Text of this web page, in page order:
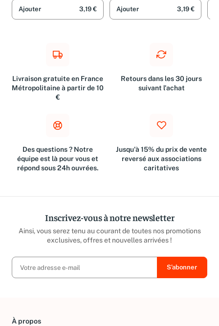
Ajouter 3,19 €
Appell-Mertiny, Gilbert
Houbre, Frédéric Pillot, MATI,
Alain Aigoin, Catherine Petit-
Aupert et Jacques Dassie
Ajouter 3,19 €
Livraison gratuite en France
Métropolitaine à partir de 10
€
Retours dans les 30 jours
suivant l'achat
Des questions ? Notre
équipe est là pour vous et
répond sous 24h ouvrées.
Jusqu'à 15% du prix de vente
reversé aux associations
caritatives
Inscrivez-vous à notre newsletter
Ainsi, vous serez tenu au courant de toutes nos promotions
exclusives, offres et nouvelles arrivées !
À propos